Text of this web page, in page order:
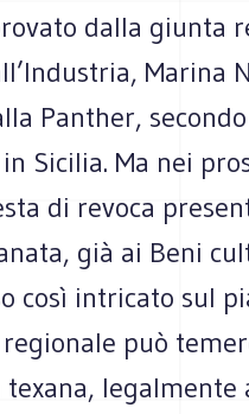
dalla giunta
Marina
Panther,
Sicilia. Ma nei
di revoca
già ai Beni
così intricato sul
può